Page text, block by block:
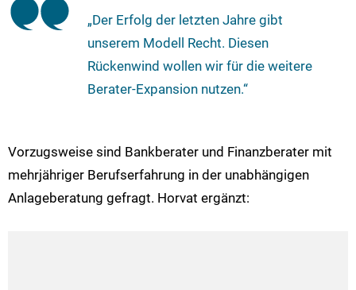
„Der Erfolg der letzten Jahre gibt
unserem Modell Recht. Diesen
Rückenwind wollen wir für die weitere
Berater-Expansion nutzen.“
Vorzugsweise sind Bankberater und Finanzberater mit
mehrjähriger Berufserfahrung in der unabhängigen
Anlageberatung gefragt. Horvat ergänzt: